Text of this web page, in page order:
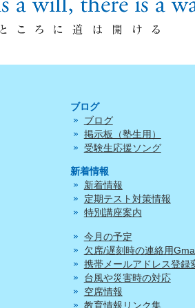
ブログ
ブログ
掲示板（塾生用）
受験生応援ソング
新着情報
新着情報
定期テスト対策情報
特別講座案内
今月の予定
欠席/遅刻時の連絡用
携帯メールアドレス登録
台風や災害時の対応
空席情報
教育情報リンク集